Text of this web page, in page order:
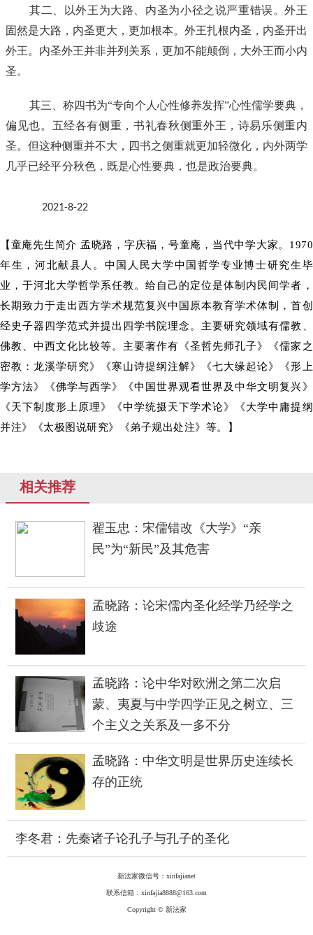
其二、以外王为大路、内圣为小径之说严重错误。外王
固然是大路，内圣更大，更加根本。外王扎根内圣，内圣开出
外王。内圣外王并非并列关系，更加不能颠倒，大外王而小内
圣。
其三、称四书为“专向个人心性修养发挥”心性儒学要典，
偏见也。五经各有侧重，书礼春秋侧重外王，诗易乐侧重内
圣。但这种侧重并不大，四书之侧重就更加轻微化，内外两学
几乎已经平分秋色，既是心性要典，也是政治要典。
2021-8-22
【童庵先生简介 孟晓路，字庆福，号童庵，当代中学大家。 1970
年生，河北献县人。 中国人民大学中国哲学专业博士研究生毕
业，于河北大学哲学系任教。给自己的定位是体制内民间学者，
长期致力于走出西方学术规范复兴中国原本教育学术体制，首创
经史子器四学范式并提出四学书院理念。 主要研究领域有儒教、
佛教、中西文化比较等。 主要著作有《圣哲先师孔子》《儒家之
密教：龙溪学研究》《寒山诗提纲注解》《七大缘起论》《形上
学方法》《佛学与西学》《中国世界观看世界及中华文明复兴》
《天下制度形上原理》《中学统摄天下学术论》《大学中庸提纲
并注》《太极图说研究》《弟子规出处注》等。】
相关推荐
翟玉忠：宋儒错改《大学》“亲
民”为“新民”及其危害
孟晓路：论宋儒内圣化经学乃经学之
歧途
孟晓路：论中华对欧洲之第二次启
蒙、夷夏与中学四学正见之树立、三
个主义之关系及一多不分
孟晓路：中华文明是世界历史连续长
存的正统
李冬君：先秦诸子论孔子与孔子的圣化
新法家微信号：xinfajianet
联系信箱：xinfajia8888@163.com
Copyright © 新法家